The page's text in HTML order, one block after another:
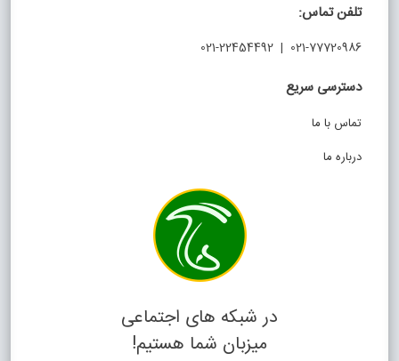
تلفن تماس:
021-77720986 | 021-22454492
دسترسی سریع
تماس با ما
درباره ما
در شبکه های اجتماعی
میزبان شما هستیم!